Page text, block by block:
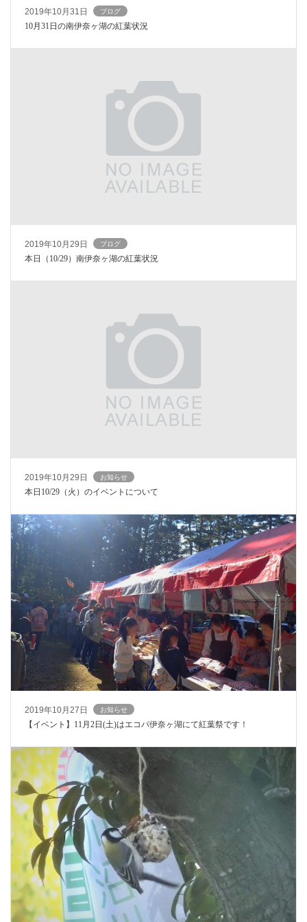
2019年10月31日 ブログ
10月31日の南伊奈ヶ湖の紅葉状況
2019年10月29日 ブログ
本日（10/29）南伊奈ヶ湖の紅葉状況
2019年10月29日 お知らせ
本日10/29（火）のイベントについて
2019年10月27日 お知らせ
【イベント】11月2日(土)はエコパ伊奈ヶ湖にて紅葉祭です！